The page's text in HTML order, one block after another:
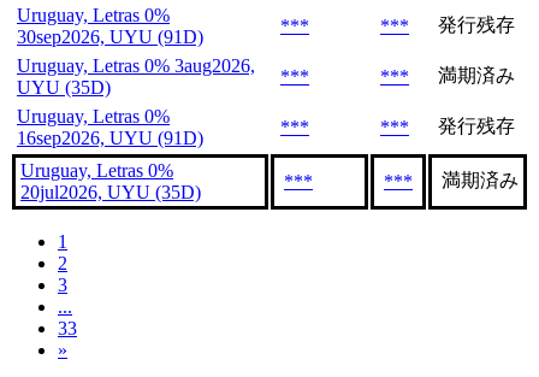
Uruguay, Letras 0%
30sep2026, UYU (91D)
*** ***
発行残存
Uruguay, Letras 0% 3aug2026,
UYU (35D)
*** ***
満期済み
Uruguay, Letras 0%
16sep2026, UYU (91D)
*** *** 発行残存
Uruguay, Letras 0%
20jul2026, UYU (35D)
*** *** 満期済み
1
2
3
...
33
»